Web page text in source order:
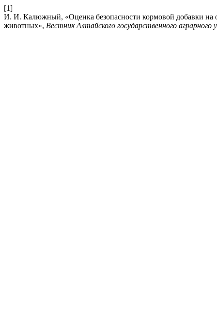
[1]
И. И. Калюжный, «Оценка безопасности кормовой добавки на
животных», Вестник Алтайского государственного аграрного